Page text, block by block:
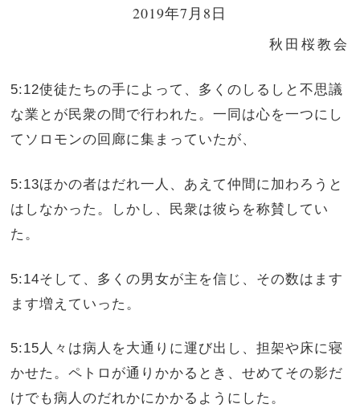
2019年7月8日
秋田桜教会
5:12使徒たちの手によって、多くのしるしと不思議
な業とが民衆の間で行われた。一同は心を一つにし
てソロモンの回廊に集まっていたが、
5:13ほかの者はだれ一人、あえて仲間に加わろうと
はしなかった。しかし、民衆は彼らを称賛してい
た。
5:14そして、多くの男女が主を信じ、その数はます
ます増えていった。
5:15人々は病人を大通りに運び出し、担架や床に寝
かせた。ペトロが通りかかるとき、せめてその影だ
けでも病人のだれかにかかるようにした。